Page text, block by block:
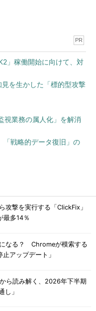
PR
」稼働開始に向けて、対
を生かした「標的型攻撃
視業務の属人化」を解消
「戦略的データ復旧」の
攻撃を実行する「ClickFix」
多14％
なる？ Chromeが模索する
アップデート」
ら読み解く、2026年下半期
し」